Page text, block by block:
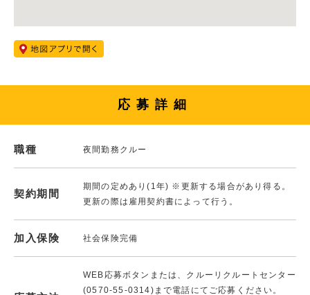
応募詳細
職種 夜間勤務クルー
契約期間
期間の定めあり(1年) ※更新する場合があり得る。
更新の際は雇用契約書によって行う。
加入保険 社会保険完備
WEB応募ボタンまたは、クルーリクルートセンター
(0570-55-0314)まで電話にてご応募ください。